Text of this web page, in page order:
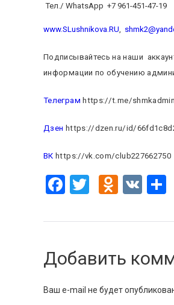
Тел./ WhatsApp +7 961-451-47-19
www.SLushnikova.RU,
Подписывайтесь на наши
информации по обучению
Телеграм https://t.me/shmkadmin
Дзен https://dzen.ru/id/
ВК https://vk.com/club227662750
Facebook
TwitterVK
Добавить
Ваш e-mail не будет